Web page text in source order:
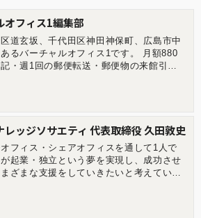
オフィス1編集部
道玄坂、千代田区神田神保町、広島市中
るバーチャルオフィス1です。 月額880
・週1回の郵便転送・郵便物の来館引取
家やフリーランスのためのバーチャルオ
チャルオフィス1神保町店 東京都千代田
広島市中区大手町1-1-20 相生橋ビル7階
virtualoffice1.jp/
レッジソサエティ 代表取締役 久田敦史
フィス・シェアオフィスを通して1人で
起業・独立という夢を実現し、成功させ
ざまな支援をしていきたいと考えていま
営していくことはつらい面もあります